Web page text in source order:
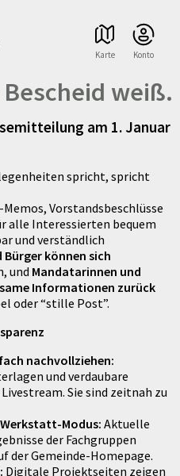
Karte Konto
weiß.
am 1. Januar
spricht, spricht
Vorstandsbeschlüsse
alle Interessierten bequem
und verständlich
Bürger können sich
und Mandatarinnen und
Informationen zurück
oder “stille Post”.
nachvollziehen:
und verdaubare
Sie sind zeitnah zu
Modus:Aktuelle
der Fachgruppen
der Gemeinde-Homepage.
Digitale Projektseiten zeigen